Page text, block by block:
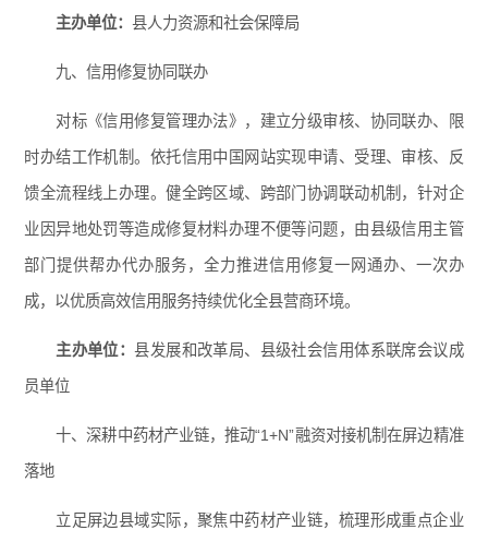
主办单位：县人力资源和社会保障局
九、信用修复协同联办
对标《信用修复管理办法》，建立分级审核、协同联办、限
时办结工作机制。依托信用中国网站实现申请、受理、审核、反
馈全流程线上办理。健全跨区域、跨部门协调联动机制，针对企
业因异地处罚等造成修复材料办理不便等问题，由县级信用主管
部门提供帮办代办服务，全力推进信用修复一网通办、一次办
成，以优质高效信用服务持续优化全县营商环境。
主办单位：县发展和改革局、县级社会信用体系联席会议成
员单位
十、深耕中药材产业链，推动“1+N”融资对接机制在屏边精准
落地
立足屏边县域实际，聚焦中药材产业链，梳理形成重点企业